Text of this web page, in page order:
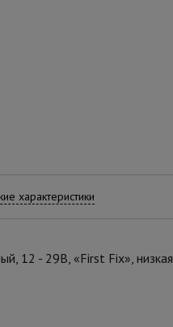
характеристики
12 - 29В, «First Fix»,